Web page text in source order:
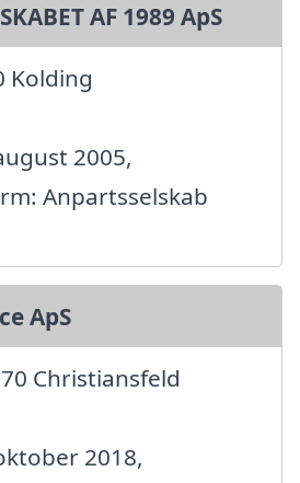
AF 1989 ApS
Kolding
2005,
Anpartsselskab
ApS
Christiansfeld
2018,